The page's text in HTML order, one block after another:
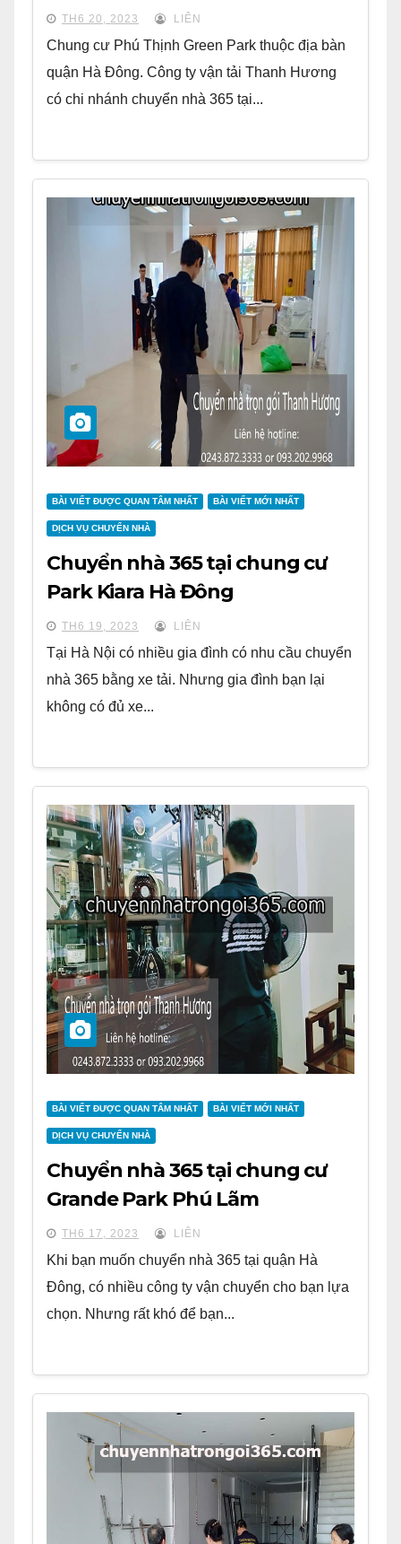
TH6 20, 2023 LIÊN
Chung cư Phú Thịnh Green Park thuộc địa bàn
quận Hà Đông. Công ty vận tải Thanh Hương
có chi nhánh chuyển nhà 365 tại...
BÀI VIẾT ĐƯỢC QUAN TÂM NHẤT BÀI VIẾT MỚI NHẤT
DỊCH VỤ CHUYỂN NHÀ
Chuyển nhà 365 tại chung cư
Park Kiara Hà Đông
TH6 19, 2023 LIÊN
Tại Hà Nội có nhiều gia đình có nhu cầu chuyển
nhà 365 bằng xe tải. Nhưng gia đình bạn lại
không có đủ xe...
BÀI VIẾT ĐƯỢC QUAN TÂM NHẤT BÀI VIẾT MỚI NHẤT
DỊCH VỤ CHUYỂN NHÀ
Chuyển nhà 365 tại chung cư
Grande Park Phú Lãm
TH6 17, 2023 LIÊN
Khi bạn muốn chuyển nhà 365 tại quận Hà
Đông, có nhiều công ty vận chuyển cho bạn lựa
chọn. Nhưng rất khó để bạn...